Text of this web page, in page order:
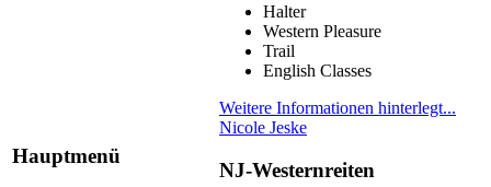
Hauptmenü
Halter
Western Pleasure
Trail
English Classes
Weitere Informationen hinterlegt...
Nicole Jeske
NJ-Westernreiten